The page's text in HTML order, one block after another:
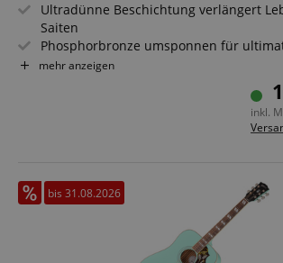
Ultradünne Beschichtung verlängert
Saiten
Phosphorbronze umsponnen für
Wärme
Von Meistergitarrenbauern entwickelt
Saitenstärken: .011 / .015 / .022 / .032 /
mehr anzeigen
inkl.
bis 31.08.2026